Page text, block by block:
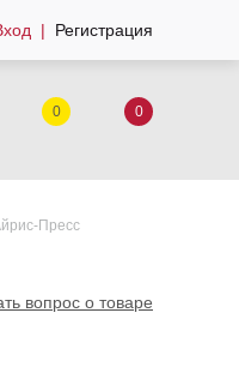
Регистрация
0 0
Пресс
вопрос о товаре